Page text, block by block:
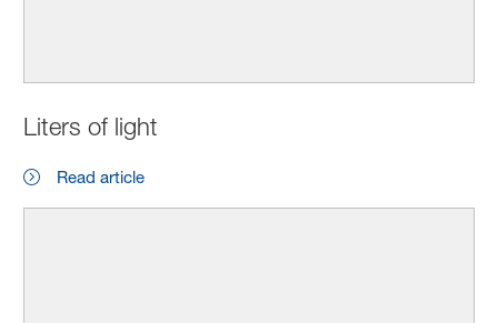
Liters of light
Read article